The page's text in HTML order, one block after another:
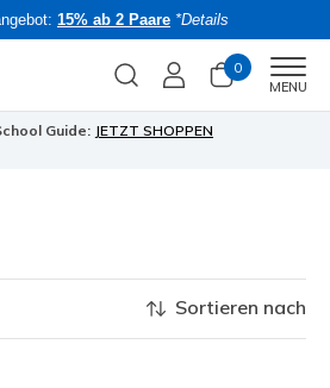
15% ab 2 Paare *Details
0
MENU
Guide: JETZT SHOPPEN
Sortieren nach